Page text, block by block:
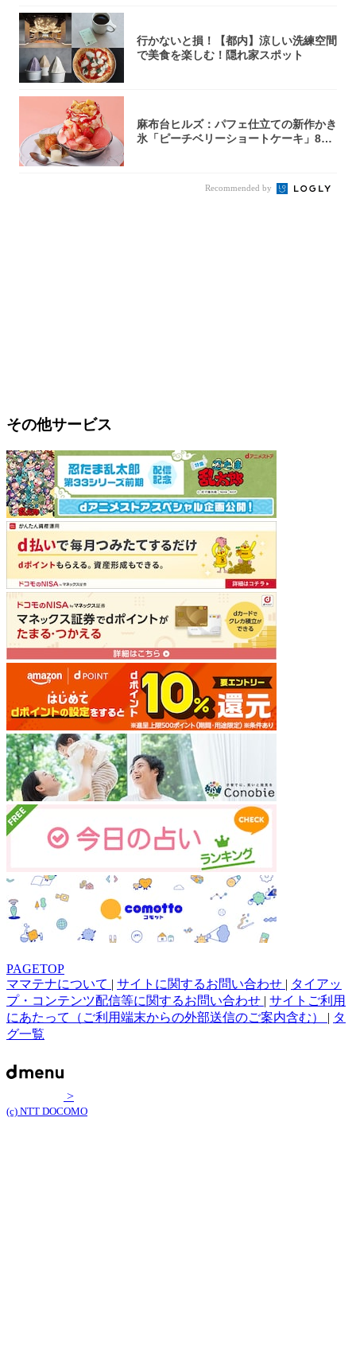
行かないと損！【都内】涼しい洗練空間
で美食を楽しむ！隠れ家スポット
麻布台ヒルズ：パフェ仕立ての新作かき
氷「ピーチベリーショートケーキ」8月
Recommended by
その他サービス
PAGETOP
ママテナについて | サイトに関するお問い合わせ | タイアッ
プ・コンテンツ配信等に関するお問い合わせ | サイトご利用
にあたって（ご利用端末からの外部送信のご案内含む） | タ
グ一覧
>
(c) NTT DOCOMO